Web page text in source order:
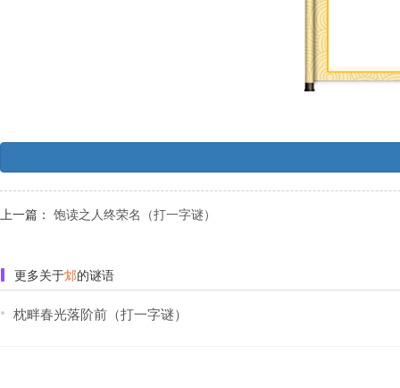
上一篇： 饱读之人终荣名（打一字谜）
更多关于邥的谜语
枕畔春光落阶前（打一字谜）